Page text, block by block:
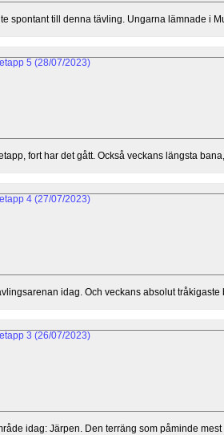
spontant till denna tävling. Ungarna lämnade i
fort har det gått. Också veckans längsta
idag. Och veckans absolut
idag: Järpen. Den terräng som påminde